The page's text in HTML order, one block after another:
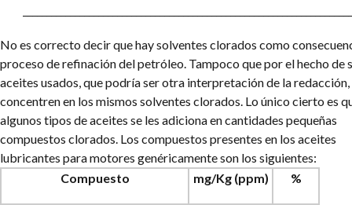
No es correcto decir que hay solventes clorados como
proceso de refinación del petróleo. Tampoco que por el hecho de
aceites usados, que podría ser otra interpretación de la redacción,
concentren en los mismos solventes clorados. Lo único cierto es
algunos tipos de aceites se les adiciona en cantidades pequeñas
compuestos clorados. Los compuestos presentes en los aceites
lubricantes para motores genéricamente son los siguientes:
Compuesto
mg/Kg (ppm) %